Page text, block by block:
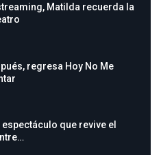
Matilda recuerda la
regresa Hoy No Me
espectáculo que revive el